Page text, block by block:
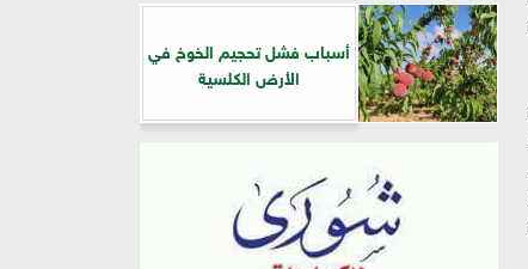
أسباب فشل تحجيم الخوخ في
الأرض الكلسية